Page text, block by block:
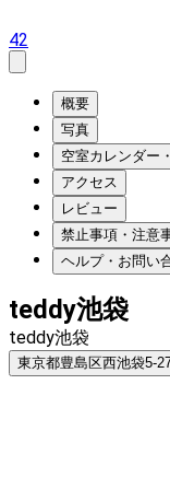
42
概要
写真
空室カレンダー
アクセス
レビュー
禁止事項・注意
ヘルプ・お問い
teddy池袋
teddy池袋
東京都豊島区西池袋5-